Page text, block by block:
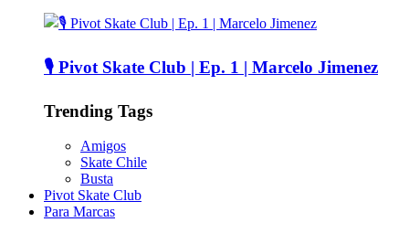
🎙️ Pivot Skate Club | Ep. 1 | Marcelo Jimenez
Trending Tags
Amigos
Skate Chile
Busta
Pivot Skate Club
Para Marcas